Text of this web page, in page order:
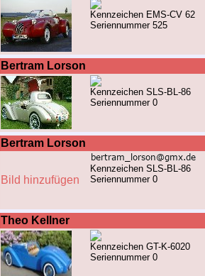
Kennzeichen EMS-CV 62
Seriennummer 525
Bertram Lorson
Kennzeichen SLS-BL-86
Seriennummer 0
Bertram Lorson
Bild hinzufügen
Kennzeichen SLS-BL-86
Seriennummer 0
Theo Kellner
Kennzeichen GT-K-6020
Seriennummer 0